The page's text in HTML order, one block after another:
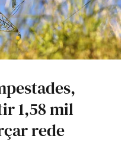
1,58 mil
rede